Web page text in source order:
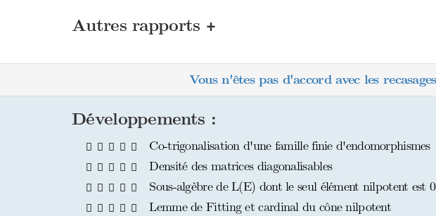
Autres rapports +
Vous n'êtes pas d'accord avec les
Développements :
Co-trigonalisation d'une famille finie d'endomorphismes
Densité des matrices diagonalisables
Sous-algèbre de L(E) dont le seul élément nilpotent est
Lemme de Fitting et cardinal du cône nilpotent